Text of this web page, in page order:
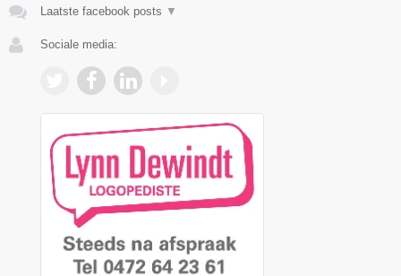
Laatste facebook posts ▼
Sociale media: